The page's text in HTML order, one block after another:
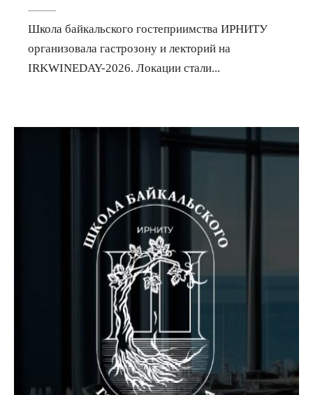
Школа байкальского гостеприимства ИРНИТУ
организовала гастрозону и лекторий на
IRKWINEDAY-2026. Локации стали...